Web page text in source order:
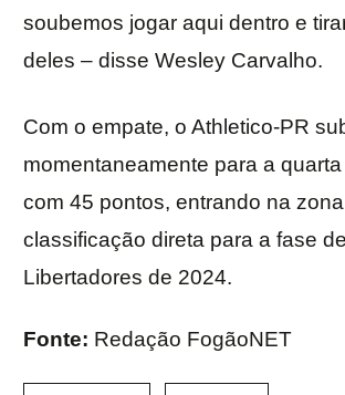
soubemos jogar aqui dentro e
deles – disse Wesley Carvalho.
Com o empate, o Athletico-PR
momentaneamente para a
com 45 pontos, entrando na
classificação direta para a fase
Libertadores de 2024.
Fonte: Redação FogãoNET